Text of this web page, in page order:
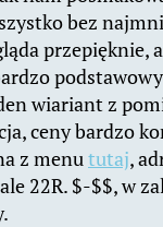
bez
przepięknie,
wiariant z
ceny bardzo
z menututaj,
22R. $-$$, w